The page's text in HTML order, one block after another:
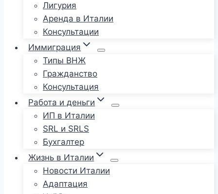
Лигурия
Аренда в Италии
Консультации
Иммиграция
Типы ВНЖ
Гражданство
Консультация
Работа и деньги
ИП в Италии
SRL и SRLS
Бухгалтер
Жизнь в Италии
Новости Италии
Адаптация